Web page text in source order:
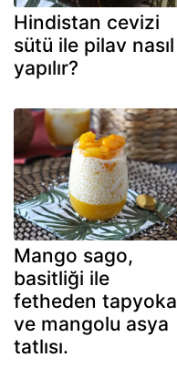
Hindistan cevizi
sütü ile pilav nasıl
yapılır?
Mango sago,
basitliği ile
fetheden tapyoka
ve mangolu asya
tatlısı.